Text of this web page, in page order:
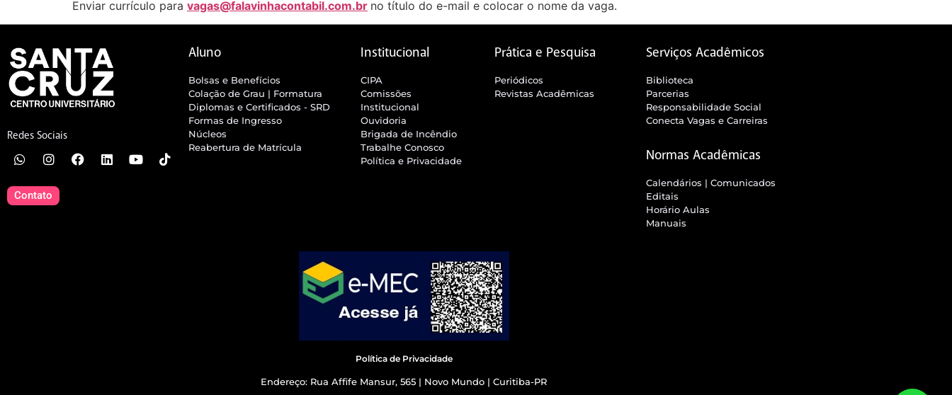
Enviar currículo para vagas@falavinhacontabil.com.br no título do e-mail e colocar o nome da vaga.
Redes Sociais
Contato
Aluno
Bolsas e Benefícios
Colação de Grau | Formatura
Diplomas e Certificados - SRD
Formas de Ingresso
Núcleos
Reabertura de Matrícula
Institucional
CIPA
Comissões
Institucional
Ouvidoria
Brigada de Incêndio
Trabalhe Conosco
Política e Privacidade
Prática e Pesquisa
Periódicos
Revistas Acadêmicas
Serviços Acadêmicos
Biblioteca
Parcerias
Responsabilidade Social
Conecta Vagas e Carreiras
Normas Acadêmicas
Calendários | Comunicados
Editais
Horário Aulas
Manuais
Política de Privacidade
Endereço: Rua Affife Mansur, 565 | Novo Mundo | Curitiba-PR